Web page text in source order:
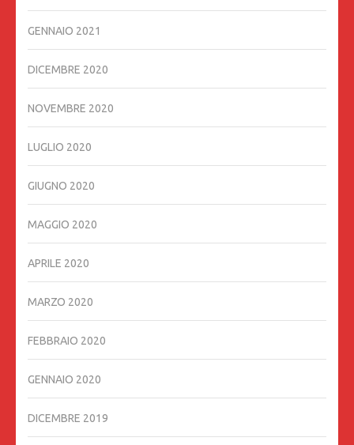
GENNAIO 2021
DICEMBRE 2020
NOVEMBRE 2020
LUGLIO 2020
GIUGNO 2020
MAGGIO 2020
APRILE 2020
MARZO 2020
FEBBRAIO 2020
GENNAIO 2020
DICEMBRE 2019